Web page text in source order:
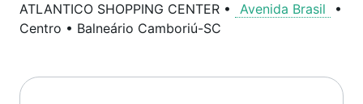
ATLANTICO SHOPPING CENTER • Avenida Brasil
•
Centro • Balneário Camboriú-SC